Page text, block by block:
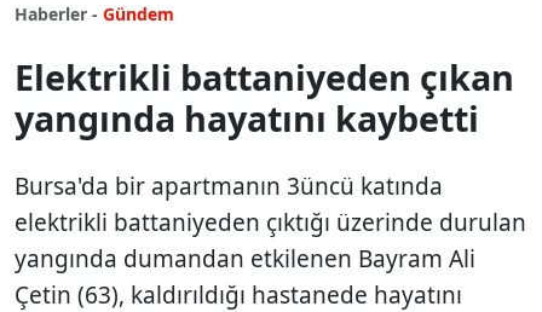
Haberler - Gündem
Elektrikli battaniyeden çıkan
yangında hayatını kaybetti
Bursa'da bir apartmanın 3üncü katında
elektrikli battaniyeden çıktığı üzerinde durulan
yangında dumandan etkilenen Bayram Ali
Çetin (63), kaldırıldığı hastanede hayatını